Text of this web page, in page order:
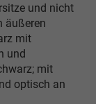
und nicht
äußeren
mit
und
mit
optisch an